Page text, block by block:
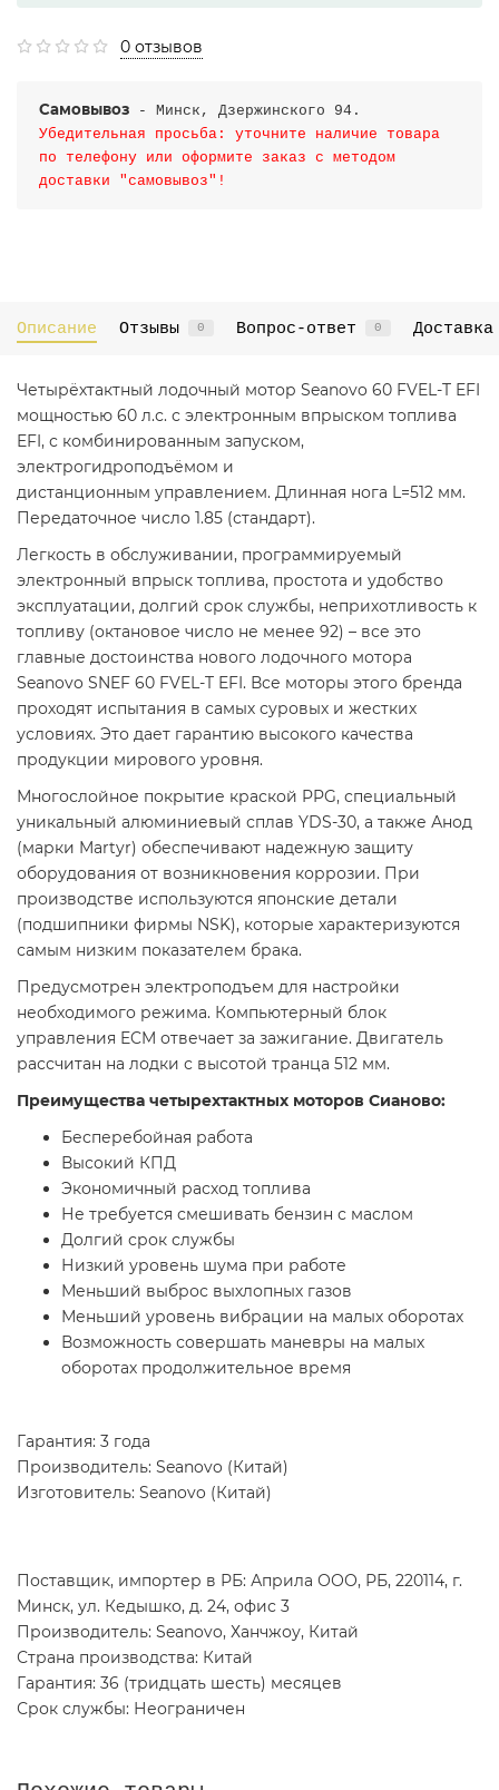
0 отзывов
Самовывоз - Минск, Дзержинского 94.
Убедительная просьба: уточните наличие товара
по телефону или оформите заказ с методом
доставки "самовывоз"!
Описание Отзывы 0 Вопрос-ответ 0
Четырёхтактный лодочный мотор Seanovo 60 FVEL-T EFI
мощностью 60 л.с. с электронным впрыском топлива
EFI, с комбинированным запуском,
электрогидроподъёмом и
дистанционным управлением. Длинная нога L=512 мм.
Передаточное число 1.85 (стандарт).
Легкость в обслуживании, программируемый
электронный впрыск топлива, простота и удобство
эксплуатации, долгий срок службы, неприхотливость к
топливу (октановое число не менее 92) – все это
главные достоинства нового лодочного мотора
Seanovo SNEF 60 FVEL-T EFI. Все моторы этого бренда
проходят испытания в самых суровых и жестких
условиях. Это дает гарантию высокого качества
продукции мирового уровня.
Многослойное покрытие краской PPG, специальный
уникальный алюминиевый сплав YDS-30, а также Анод
(марки Martyr) обеспечивают надежную защиту
оборудования от возникновения коррозии. При
производстве используются японские детали
(подшипники фирмы NSK), которые характеризуются
самым низким показателем брака.
Предусмотрен электроподъем для настройки
необходимого режима. Компьютерный блок
управления ECM отвечает за зажигание. Двигатель
рассчитан на лодки с высотой транца 512 мм.
Преимущества четырехтактных моторов Сианово:
Бесперебойная работа
Высокий КПД
Экономичный расход топлива
Не требуется смешивать бензин с маслом
Долгий срок службы
Низкий уровень шума при работе
Меньший выброс выхлопных газов
Меньший уровень вибрации на малых оборотах
Возможность совершать маневры на малых
оборотах продолжительное время
Гарантия: 3 года
Производитель: Seanovo (Китай)
Изготовитель: Seanovo (Китай)
Поставщик, импортер в РБ: Априла ООО, РБ, 220114, г.
Минск, ул. Кедышко, д. 24, офис 3
Производитель: Seanovo, Ханчжоу, Китай
Страна производства: Китай
Гарантия: 36 (тридцать шесть) месяцев
Срок службы: Неограничен